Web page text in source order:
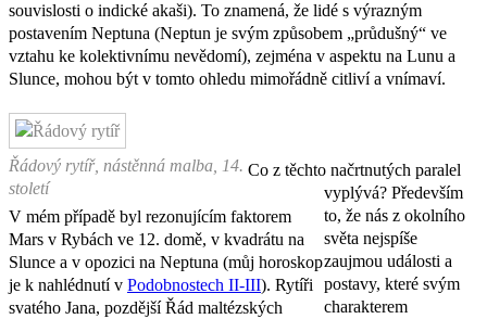
souvislosti o indické akaši). To znamená, že lidé s výrazným
postavením Neptuna (Neptun je svým způsobem „průdušný“ ve
vztahu ke kolektivnímu nevědomí), zejména v aspektu na Lunu a
Slunce, mohou být v tomto ohledu mimořádně citliví a vnímaví.
Řádový rytíř, nástěnná malba, 14.
století
V mém případě byl rezonujícím faktorem
Mars v Rybách ve 12. domě, v kvadrátu na
Slunce a v opozici na Neptuna (můj horoskop
je k nahlédnutí v Podobnostech II-III). Rytíři
svatého Jana, pozdější Řád maltézských
Co z těchto načrtnutých paralel
vyplývá? Především
to, že nás z okolního
světa nejspíše
zaujmou události a
postavy, které svým
charakterem